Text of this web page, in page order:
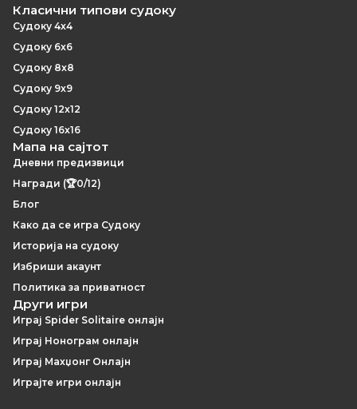
Класични типови судоку
Судоку 4x4
Судоку 6x6
Судоку 8x8
Судоку 9x9
Судоку 12x12
Судоку 16x16
Мапа на сајтот
Дневни предизвици
Награди (🏆0/12)
Блог
Како да се игра Судоку
Историја на судоку
Избриши акаунт
Политика за приватност
Други игри
Играј Spider Solitaire онлајн
Играј Нонограм онлајн
Играј Махџонг Онлајн
Играјте игри онлајн